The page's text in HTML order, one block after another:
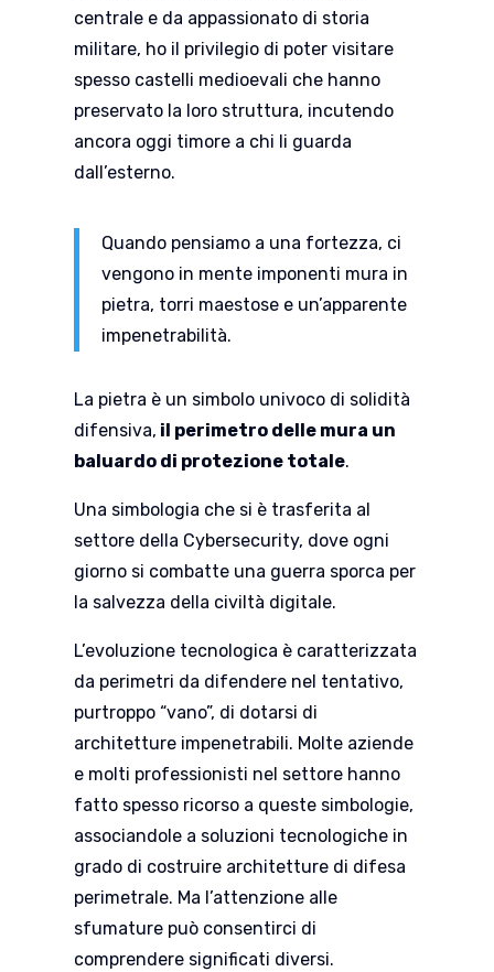
centrale e da appassionato di storia
militare, ho il privilegio di poter visitare
spesso castelli medioevali che hanno
preservato la loro struttura, incutendo
ancora oggi timore a chi li guarda
dall’esterno.
Quando pensiamo a una fortezza, ci
vengono in mente imponenti mura in
pietra, torri maestose e un’apparente
impenetrabilità.
La pietra è un simbolo univoco di solidità
difensiva, il perimetro delle mura un
baluardo di protezione totale.
Una simbologia che si è trasferita al
settore della Cybersecurity, dove ogni
giorno si combatte una guerra sporca per
la salvezza della civiltà digitale.
L’evoluzione tecnologica è caratterizzata
da perimetri da difendere nel tentativo,
purtroppo “vano”, di dotarsi di
architetture impenetrabili. Molte aziende
e molti professionisti nel settore hanno
fatto spesso ricorso a queste simbologie,
associandole a soluzioni tecnologiche in
grado di costruire architetture di difesa
perimetrale. Ma l’attenzione alle
sfumature può consentirci di
comprendere significati diversi.